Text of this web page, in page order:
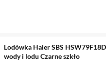
Lodówka Haier SBS
wody i lodu Czarne szkło